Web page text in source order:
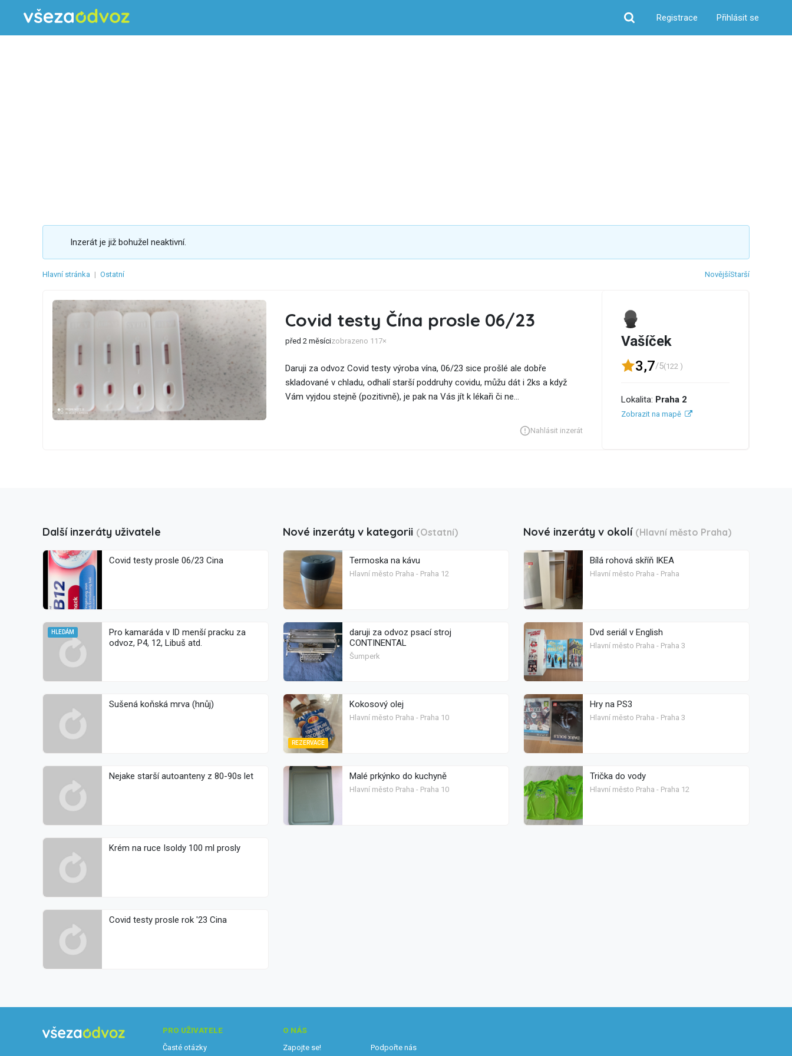
Hledat
Registrace Přihlásit se
Inzerát je již bohužel neaktivní.
Hlavní stránka | Ostatní NovějšíStarší
Covid testy Čína prosle 06/23
před 2 měsícizobrazeno 117×
Daruji za odvoz Covid testy výroba vína, 06/23 sice prošlé ale dobře
skladované v chladu, odhalí starší poddruhy covidu, můžu dát i 2ks a když
Vám vyjdou stejně (pozitivně), je pak na Vás jít k lékaři či ne...
Nahlásit inzerát
Vašíček
3,7/5(122 )
Lokalita: Praha 2
Zobrazit na mapě
Další inzeráty uživatele
Covid testy prosle 06/23 Cina
HLEDÁM
Pro kamaráda v ID menší pracku za
odvoz, P4, 12, Libuš atd.
Sušená koňská mrva (hnůj)
Nejake starší autoanteny z 80-90s let
Krém na ruce Isoldy 100 ml prosly
Covid testy prosle rok '23 Cina
Nové inzeráty v kategorii (Ostatní)
Termoska na kávu
Hlavní město Praha - Praha 12
daruji za odvoz psací stroj
CONTINENTAL
Šumperk
REZERVACE
Kokosový olej
Hlavní město Praha - Praha 10
Malé prkýnko do kuchyně
Hlavní město Praha - Praha 10
Nové inzeráty v okolí (Hlavní město Praha)
Bílá rohová skříň IKEA
Hlavní město Praha - Praha
Dvd seriál v English
Hlavní město Praha - Praha 3
Hry na PS3
Hlavní město Praha - Praha 3
Trička do vody
Hlavní město Praha - Praha 12
PRO UŽIVATELE
Časté otázky
O NÁS
Zapojte se!
Podpořte nás